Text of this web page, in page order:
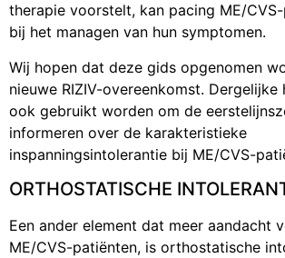
therapie voorstelt, kan pacing ME/
bij het managen van hun symptomen.
Wij hopen dat deze gids opgenomen
nieuwe RIZIV-overeenkomst. Dergelijke
ook gebruikt worden om de
informeren over de karakteristieke
inspanningsintolerantie bij ME/CVS-
ORTHOSTATISCHE
Een ander element dat meer aandacht
ME/CVS-patiënten, is orthostatische